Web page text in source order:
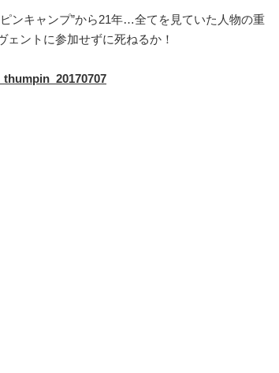
ンキャンプ”から21年…全てを見ていた人物の重
ントに参加せずに死ねるか！